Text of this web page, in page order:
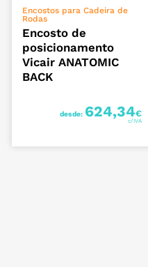
VER OPÇÕES
Encostos para Cadeira de
Rodas
Encosto de
posicionamento
Vicair ANATOMIC
BACK
desde: 624,34€